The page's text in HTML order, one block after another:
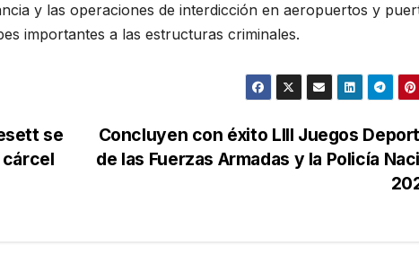
y las operaciones de interdicción en aeropuertos y
importantes a las estructuras criminales.
Concluyen con éxito LIII Juegos
de las Fuerzas Armadas y la Policía
se